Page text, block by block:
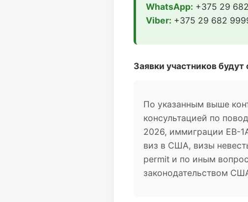
WhatsApp: +375 29
Viber: +375 29 682
Заявки участников
По указанным выше
консультацией по
2026, иммиграции EB-
виз в США, визы
permit и по иным
законодательством